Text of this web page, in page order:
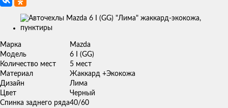
Изображения
товаров
Марка
Mazda
Модель
6 I (GG)
Количество мест
5 мест
Материал
Жаккард +Экокожа
Дизайн
Лима
Цвет
Черный
Спинка заднего ряда40/60